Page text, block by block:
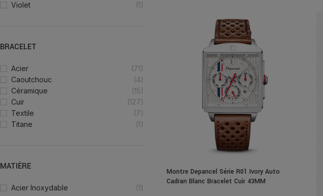
Violet
(1)
BRACELET
Acier
(71)
Caoutchouc
(4)
Céramique
(15)
Cuir
(127)
Textile
(7)
Titane
(1)
MATIÈRE
Acier Inoxydable (1)
Montre Depancel Série R01 Ivory Auto
Cadran Blanc Bracelet Cuir 43MM